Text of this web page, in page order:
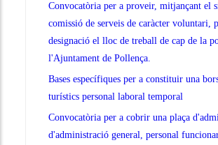
Convocatòria per a proveir, mitjançant el
comissió de serveis de caràcter voluntari,
designació el lloc de treball de cap de la
l'Ajuntament de Pollença.
Bases específiques per a constituir una
turístics personal laboral temporal
Convocatòria per a cobrir una plaça
d'administració general, personal